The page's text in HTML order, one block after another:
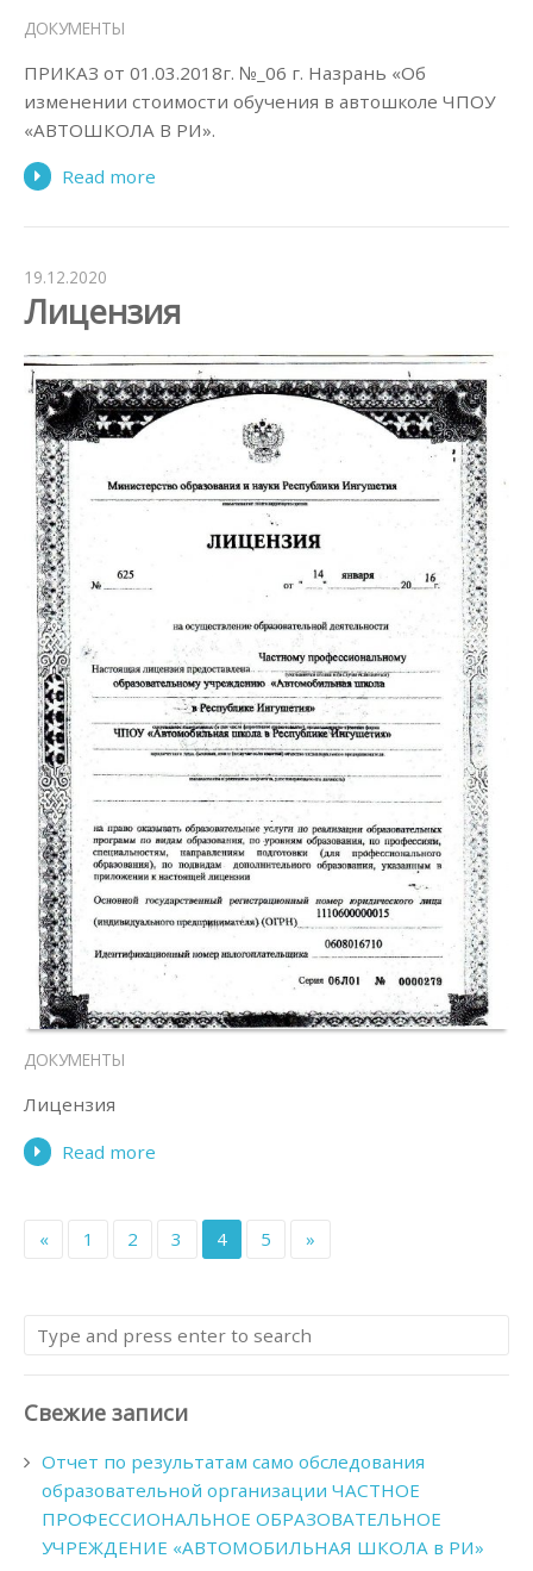
ДОКУМЕНТЫ
ПРИКАЗ от 01.03.2018г. №_06 г. Назрань «Об
изменении стоимости обучения в автошколе ЧПОУ
«АВТОШКОЛА В РИ».
Read more
19.12.2020
Лицензия
ДОКУМЕНТЫ
Лицензия
Read more
« 1 2 3 4 5 »
Свежие записи
Отчет по результатам само обследования
образовательной организации ЧАСТНОЕ
ПРОФЕССИОНАЛЬНОЕ ОБРАЗОВАТЕЛЬНОЕ
УЧРЕЖДЕНИЕ «АВТОМОБИЛЬНАЯ ШКОЛА в РИ»